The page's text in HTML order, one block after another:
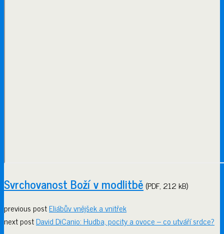
Svrchovanost Boží v modlitbě (PDF, 212 kB)
previous postEliábův vnějšek a vnitřek
next postDavid DiCanio: Hudba, pocity a ovoce – co utváří srdce?